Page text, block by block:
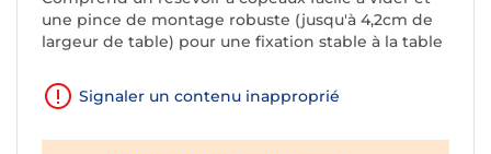
une pince de montage robuste (jusqu'à 4,2cm de
largeur de table) pour une fixation stable à la table
Signaler un contenu inapproprié